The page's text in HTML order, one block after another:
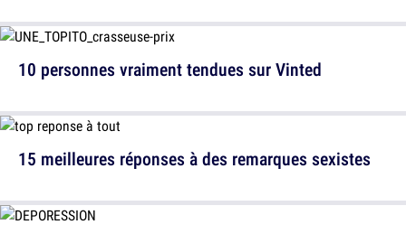
10 personnes vraiment tendues sur Vinted
15 meilleures réponses à des remarques sexistes